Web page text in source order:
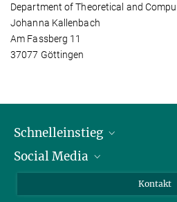
Department of Theoretical and
Johanna Kallenbach
Am Fassberg 11
37077 Göttingen
Schnelleinstieg
Alumni
Social Media
Kontakt